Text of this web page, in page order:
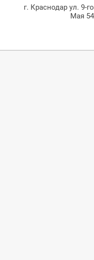
г. Краснодар ул. 9-го
Мая 54